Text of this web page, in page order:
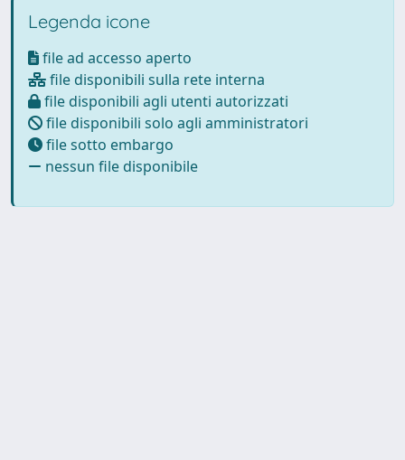
Legenda icone
file ad accesso aperto
file disponibili sulla rete interna
file disponibili agli utenti autorizzati
file disponibili solo agli amministratori
file sotto embargo
nessun file disponibile